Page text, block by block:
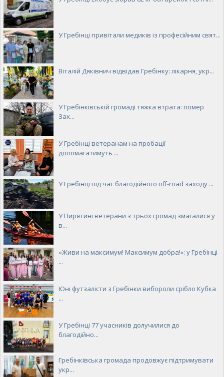
У Гребінці привітали медиків із професійним свят...
Віталій Дяківнич відвідав Гребінку: лікарня, укр...
У Гребінківській громаді тяжка втрата: помер
Зах...
У Гребінці ветеранам на пробації
допомагатимуть ...
У Гребінці під час благодійного off-road заходу ...
У Пирятині ветерани з трьох громад змагалися у
в...
«Живи на максимум! Максимум добра!»: у Гребінці
...
Юні футзалісти з Гребінки вибороли срібло Кубка
...
У Гребінці 77 учасників долучилися до
благодійно...
Гребінківська громада продовжує підтримувати
укр...